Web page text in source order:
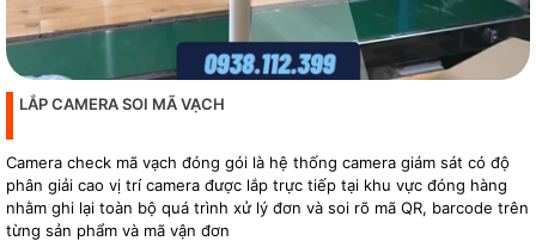
LẮP CAMERA SOI MÃ VẠCH
Camera check mã vạch đóng gói là hệ thống camera giám sát có độ
phân giải cao vị trí camera được lắp trực tiếp tại khu vực đóng hàng
nhằm ghi lại toàn bộ quá trình xử lý đơn và soi rõ mã QR, barcode trên
từng sản phẩm và mã vận đơn